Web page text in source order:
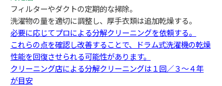
フィルターやダクトの定期的な掃除。
洗濯物の量を適切に調整し、厚手衣類は追加乾燥する。
必要に応じてプロによる分解クリーニングを依頼する。
これらの点を確認し改善することで、ドラム式洗濯機の乾燥
性能を回復させられる可能性があります。
クリーニング店による分解クリーニングは１回／３～４年
が目安